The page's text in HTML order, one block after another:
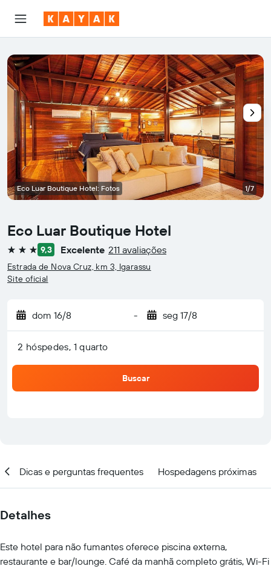
Eco Luar Boutique Hotel
3 estrelas9,3 Excelente 211 avaliações
Estrada de Nova Cruz, km 3, Igarassu
Site oficial
dom 16/8 - seg 17/8
2 hóspedes, 1 quarto
Buscar
Eco Luar Boutique Hotel: Fotos 1/7
Dicas e perguntas frequentes Hospedagens próximas
Detalhes
Este hotel para não fumantes oferece piscina externa,
restaurante e bar/lounge. Café da manhã completo grátis, Wi-Fi